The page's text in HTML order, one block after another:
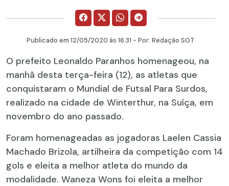
Publicado em 12/05/2020 às 16:31 - Por: Redação SOT
O prefeito Leonaldo Paranhos homenageou, na
manhã desta terça-feira (12), as atletas que
conquistaram o Mundial de Futsal Para Surdos,
realizado na cidade de Winterthur, na Suíça, em
novembro do ano passado.
Foram homenageadas as jogadoras Laelen Cassia
Machado Brizola, artilheira da competição com 14
gols e eleita a melhor atleta do mundo da
modalidade. Waneza Wons foi eleita a melhor